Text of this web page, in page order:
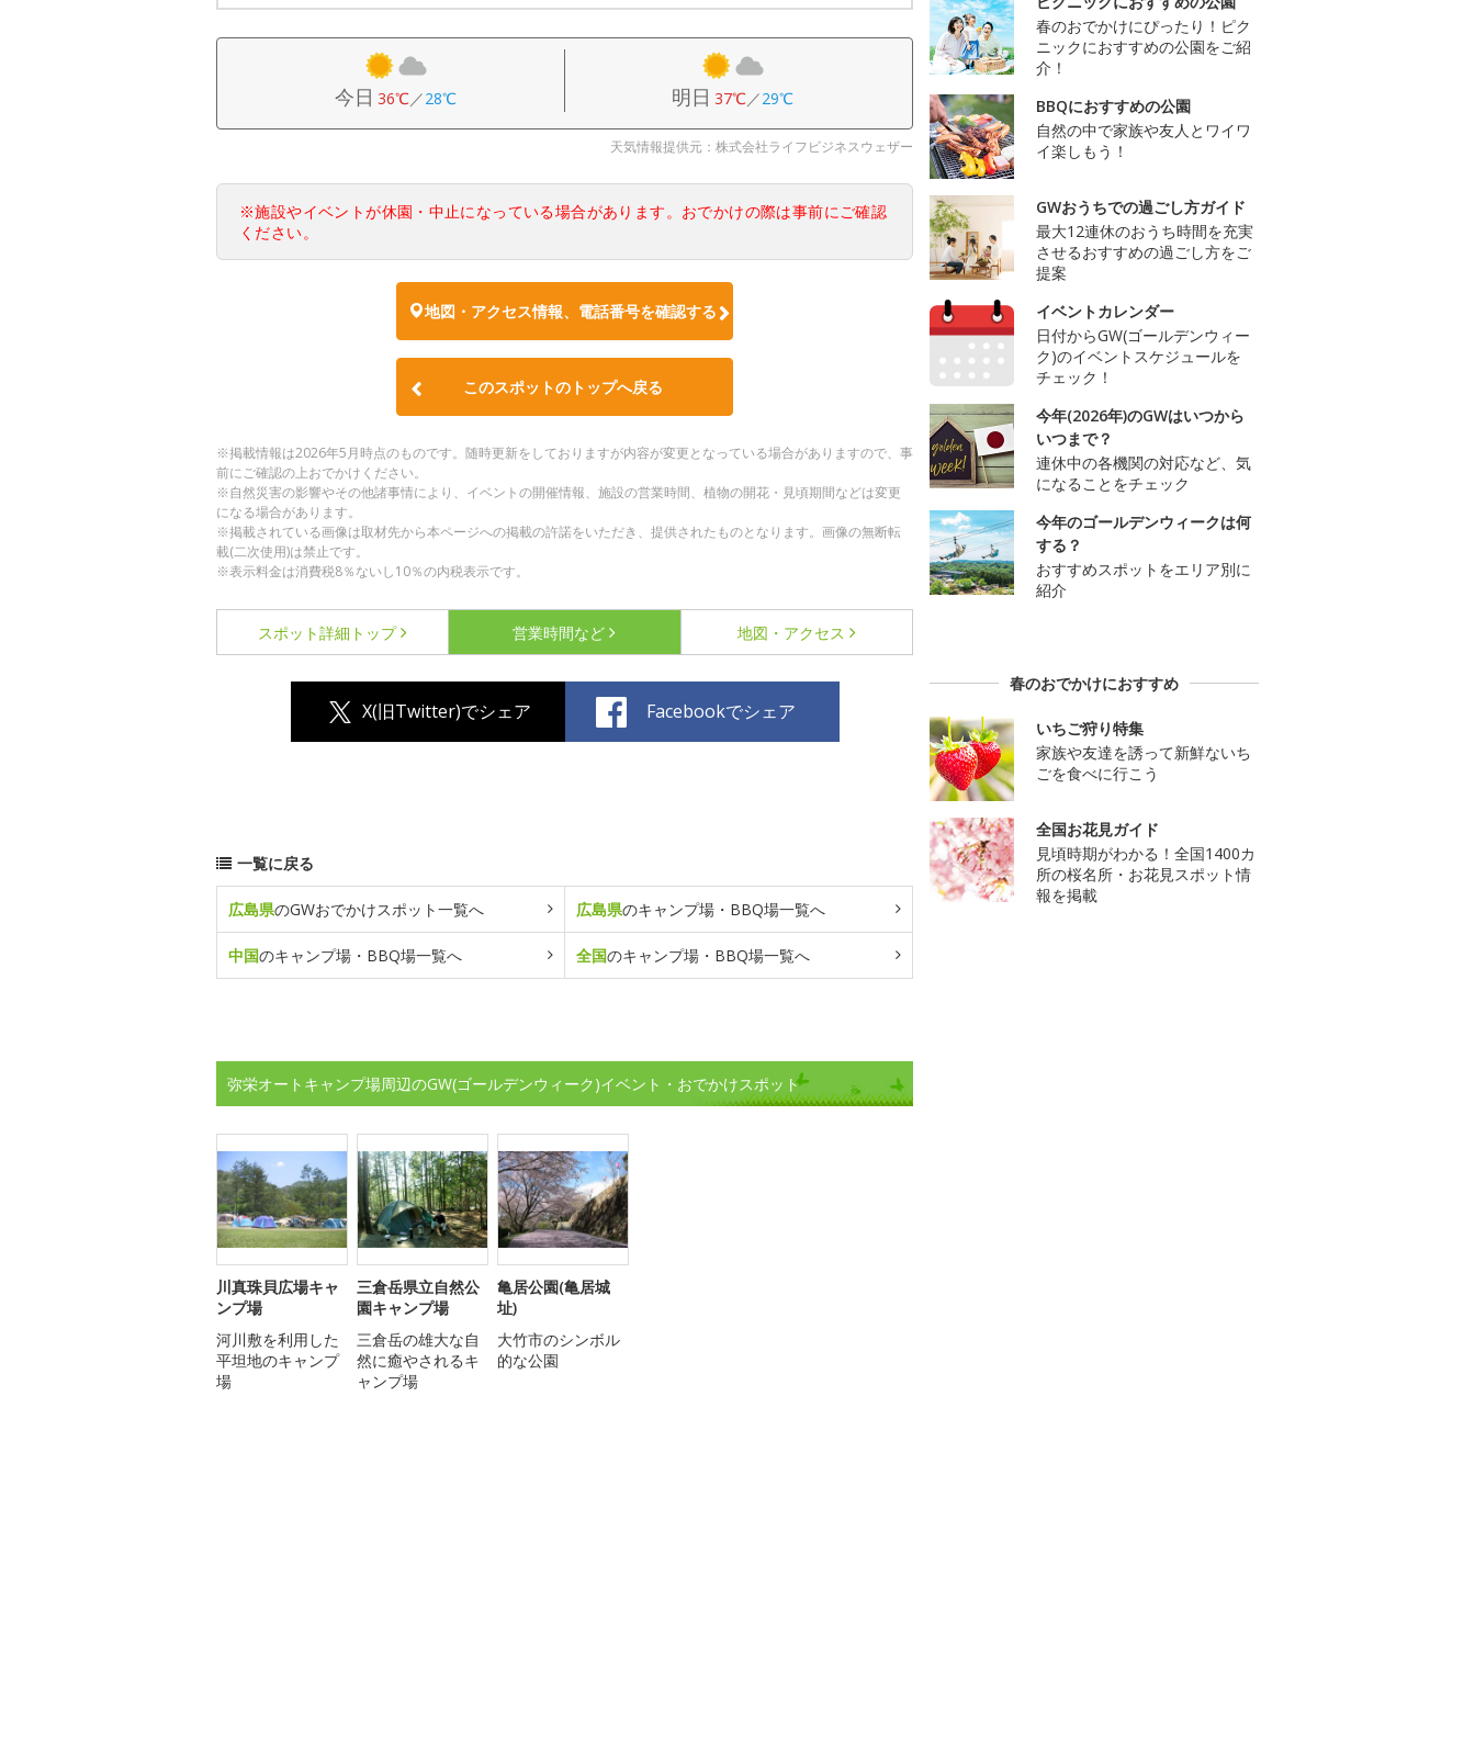
今日 36℃／28℃ 明日 37℃／29℃
天気情報提供元：株式会社ライフビジネスウェザー
※施設やイベントが休園・中止になっている場合があります。おでかけの際は事前にご確認
ください。
地図・アクセス情報、電話番号を確認する
このスポットのトップへ戻る
※掲載情報は2026年5月時点のものです。随時更新をしておりますが内容が変更となっている場合がありますので、事
前にご確認の上おでかけください。
※自然災害の影響やその他諸事情により、イベントの開催情報、施設の営業時間、植物の開花・見頃期間などは変更
になる場合があります。
※掲載されている画像は取材先から本ページへの掲載の許諾をいただき、提供されたものとなります。画像の無断転
載(二次使用)は禁止です。
※表示料金は消費税8％ないし10％の内税表示です。
スポット詳細 トップ 営業時間など 地図・アクセス
X(旧Twitter)でシェア Facebookでシェア
一覧に戻る
広島県のGWおでかけスポット一覧へ 広島県のキャンプ場・BBQ場一覧へ
中国のキャンプ場・BBQ場一覧へ 全国のキャンプ場・BBQ場一覧へ
弥栄オートキャンプ場周辺のGW(ゴールデンウィーク)イベント・おでかけスポット
川真珠貝広場キャ
ンプ場
河川敷を利用した
平坦地のキャンプ
場
三倉岳県立自然公
園キャンプ場
三倉岳の雄大な自
然に癒やされるキ
ャンプ場
亀居公園(亀居城
址)
大竹市のシンボル
的な公園
春のおでかけにぴったり！ピク
ニックにおすすめの公園をご紹
介！
BBQにおすすめの公園
自然の中で家族や友人とワイワ
イ楽しもう！
GWおうちでの過ごし方ガイド
最大12連休のおうち時間を充実
させるおすすめの過ごし方をご
提案
イベントカレンダー
日付からGW(ゴールデンウィー
ク)のイベントスケジュールを
チェック！
今年(2026年)のGWはいつから
いつまで？
連休中の各機関の対応など、気
になることをチェック
今年のゴールデンウィークは何
する？
おすすめスポットをエリア別に
紹介
春のおでかけにおすすめ
いちご狩り特集
家族や友達を誘って新鮮ないち
ごを食べに行こう
全国お花見ガイド
見頃時期がわかる！全国1400カ
所の桜名所・お花見スポット情
報を掲載